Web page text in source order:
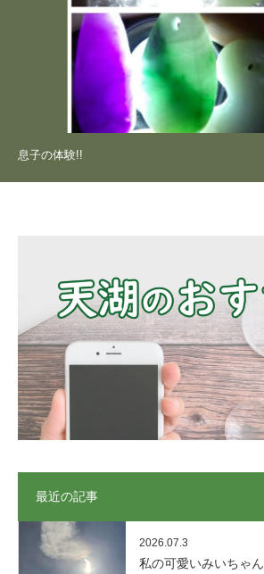
息子の体験!!
最近の記事
2026.07.3
私の可愛いみいちゃん